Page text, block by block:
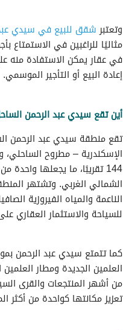
وتعتبرشقق للبيع في سيدي
مثاليًا للراغبين في الاستمتاع
في عقار يمكن الاستفادة منه
إعادة البيع أو التأجير الموسمي.
أين تقع سيدي عبد الرحمن
تقع منطقة سيدي عبد الرحمن
144 تقريبًا، ما يجعلها
الشمالي الغربي. وتشتهر
الناعمة والمياه الفيروزية
للسياحة والاستثمار العقاري
كما تتمتع سيدي عبد الرحمن
العلمين الجديدة ومطار
من أشهر المنتجعات والقرى
تعزيز مكانتها كواحدة من